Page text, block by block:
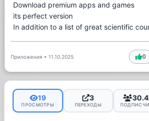
Download premium apps and games
its perfect version
In addition to a list of great scientific
Приложения • 11.10.2025 0
19
ПРОСМОТРЫ
3
ПЕРЕХОДЫ